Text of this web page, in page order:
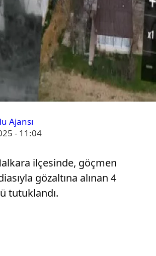
Ajansı
- 11:04
ilçesinde, göçmen
gözaltına alınan 4
tutuklandı.